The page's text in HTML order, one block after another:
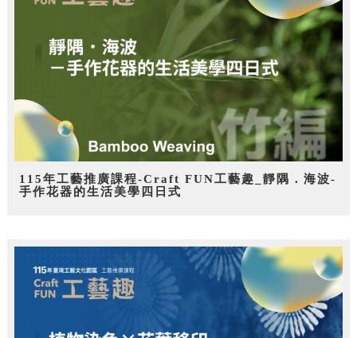
115年工藝推廣課程-Craft FUN工藝趣_靜隅．海波-
手作花器的生活美學四日式